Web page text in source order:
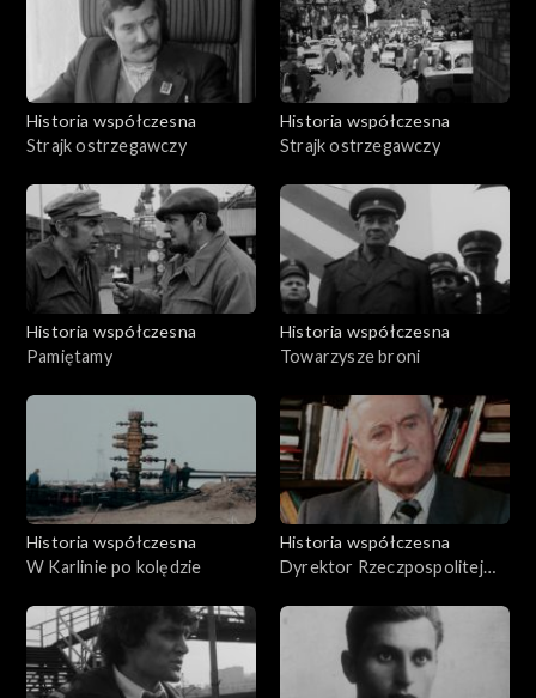
Historia współczesna
Strajk ostrzegawczy
Historia współczesna
Strajk ostrzegawczy
Historia współczesna
Pamiętamy
Historia współczesna
Towarzysze broni
Historia współczesna
W Karlinie po kolędzie
Historia współczesna
Dyrektor Rzeczpospolitej